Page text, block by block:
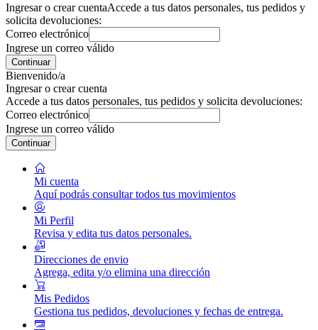
Ingresar o crear cuentaAccede a tus datos personales, tus pedidos y
solicita devoluciones:
Correo electrónico
Ingrese un correo válido
Continuar
Bienvenido/a
Ingresar o crear cuenta
Accede a tus datos personales, tus pedidos y solicita devoluciones:
Correo electrónico
Ingrese un correo válido
Continuar
Mi cuenta
Aquí podrás consultar todos tus movimientos
Mi Perfil
Revisa y edita tus datos personales.
Direcciones de envio
Agrega, edita y/o elimina una dirección
Mis Pedidos
Gestiona tus pedidos, devoluciones y fechas de entrega.